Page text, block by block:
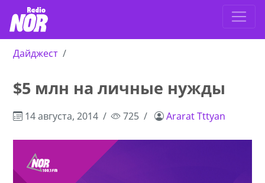
Дайджест
$5 млн на личные нужды
14 августа, 2014 725 Ararat Tttyan